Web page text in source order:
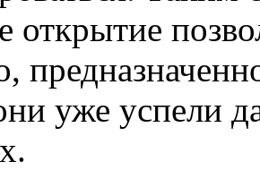
открытие
уже успели